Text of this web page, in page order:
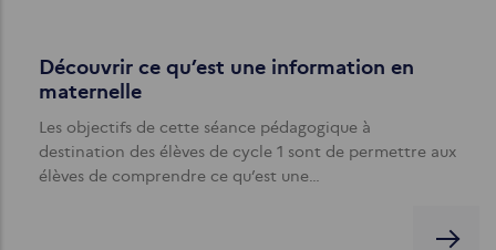
Découvrir ce qu’est une information en
maternelle
Les objectifs de cette séance pédagogique à
destination des élèves de cycle 1 sont de permettre aux
élèves de comprendre ce qu’est une…